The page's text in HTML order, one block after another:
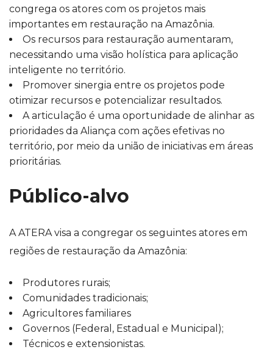
congrega os atores com os projetos mais
importantes em restauração na Amazônia.
Os recursos para restauração aumentaram,
necessitando uma visão holística para aplicação
inteligente no território.
Promover sinergia entre os projetos pode
otimizar recursos e potencializar resultados.
A articulação é uma oportunidade de alinhar as
prioridades da Aliança com ações efetivas no
território, por meio da união de iniciativas em áreas
prioritárias.
Público-alvo
A ATERA visa a congregar os seguintes atores em
regiões de restauração da Amazônia:
Produtores rurais;
Comunidades tradicionais;
Agricultores familiares
Governos (Federal, Estadual e Municipal);
Técnicos e extensionistas.